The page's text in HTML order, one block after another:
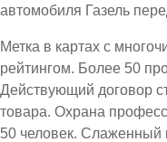
автомобиля Газель
Метка в картах с
рейтингом. Более 50
Действующий договор
товара. Охрана
50 человек. Слаженный